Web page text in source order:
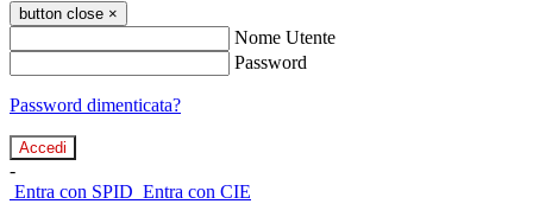
button close ×
Nome Utente
Password
Password dimenticata?
-
Entra con SPID Entra con CIE